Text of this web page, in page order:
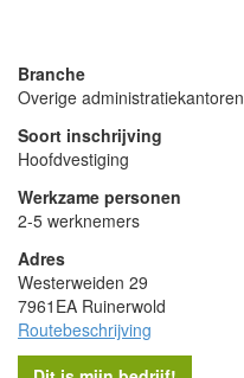
Branche
Overige administratiekantoren
Soort inschrijving
Hoofdvestiging
Werkzame personen
2-5 werknemers
Adres
Westerweiden 29
7961EA Ruinerwold
Routebeschrijving